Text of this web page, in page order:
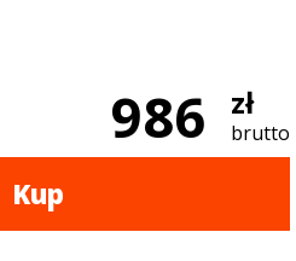
986 zł
brutto
Kup